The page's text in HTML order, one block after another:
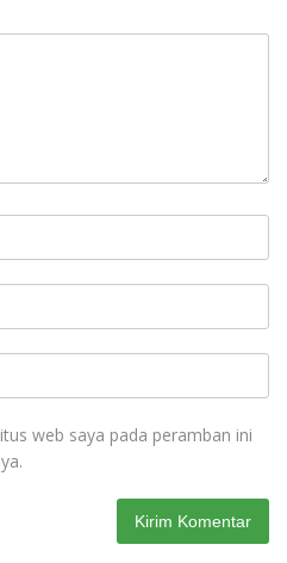
web saya pada peramban ini